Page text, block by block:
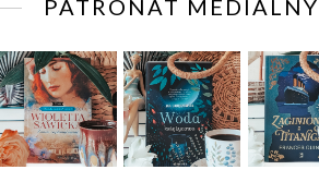
PATRONAT MEDIALNY